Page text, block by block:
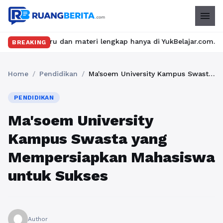
menu
BREAKING
dan materi lengkap hanya di YukBelajar.com. Mulai
Home / Pendidikan / Ma'soem University Kampus Swasta yang Mempersiapkan Mahasiswa untuk Sukses
PENDIDIKAN
Ma'soem University
Kampus Swasta yang
Mempersiapkan Mahasiswa
untuk Sukses
Author